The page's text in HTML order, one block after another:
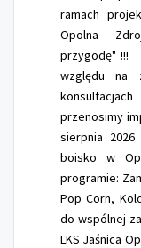
ramach
Opolna
przygodę" !!!
względu na
przenosimy
sierpnia 2026
boisko w
programie:
Pop Corn,
do wspólnej
LKS Jaśnica